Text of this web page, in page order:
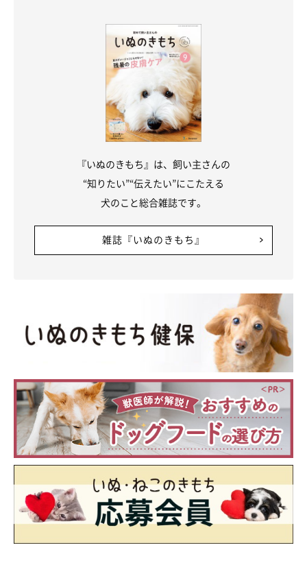
『いぬのきもち』は、飼い主さんの
“知りたい”“伝えたい”にこたえる
犬のこと総合雑誌です。
雑誌『いぬのきもち』